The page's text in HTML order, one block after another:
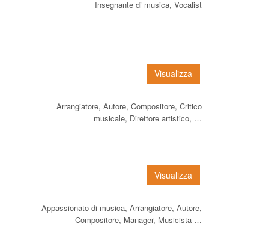
Insegnante di musica, Vocalist
Visualizza
Arrangiatore, Autore, Compositore, Critico
musicale, Direttore artistico, …
Visualizza
Appassionato di musica, Arrangiatore, Autore,
Compositore, Manager, Musicista …